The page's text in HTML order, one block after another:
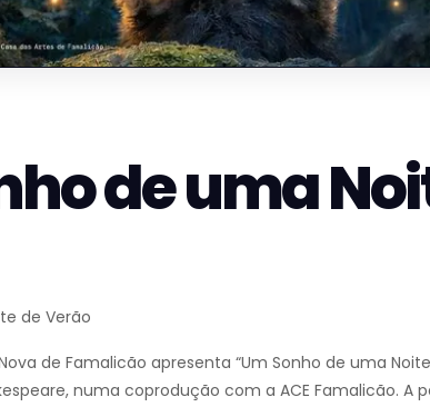
de uma
de Verão
de Famalicão apresenta “Um Sonho de uma
numa coprodução com a ACE Famalicão. A